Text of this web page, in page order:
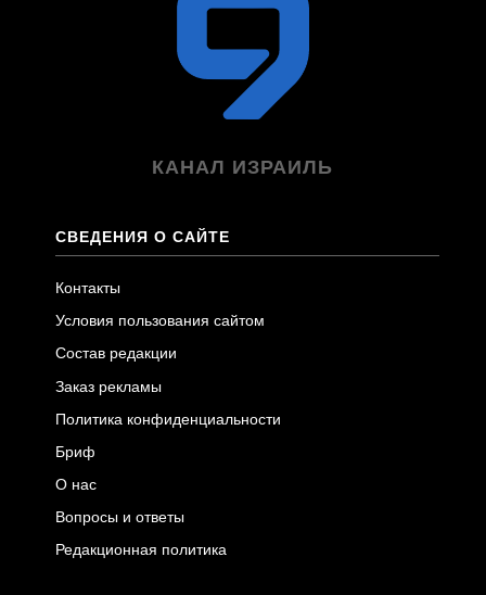
КАНАЛ ИЗРАИЛЬ
СВЕДЕНИЯ О САЙТЕ
Контакты
Условия пользования сайтом
Состав редакции
Заказ рекламы
Политика конфиденциальности
Бриф
О нас
Вопросы и ответы
Редакционная политика